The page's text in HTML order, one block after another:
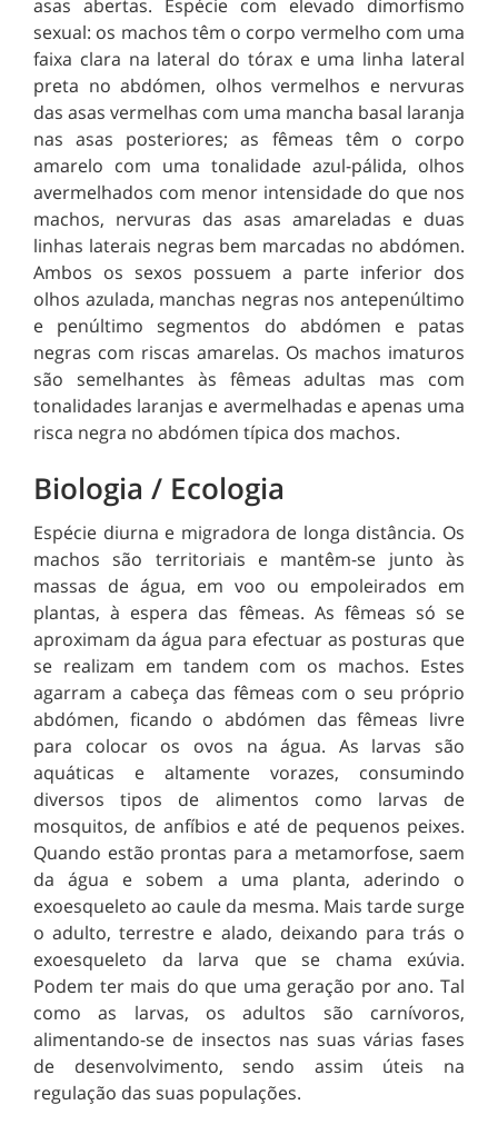
asas abertas. Espécie com elevado dimorfismo
sexual: os machos têm o corpo vermelho com uma
faixa clara na lateral do tórax e uma linha lateral
preta no abdómen, olhos vermelhos e nervuras
das asas vermelhas com uma mancha basal laranja
nas asas posteriores; as fêmeas têm o corpo
amarelo com uma tonalidade azul-pálida, olhos
avermelhados com menor intensidade do que nos
machos, nervuras das asas amareladas e duas
linhas laterais negras bem marcadas no abdómen.
Ambos os sexos possuem a parte inferior dos
olhos azulada, manchas negras nos antepenúltimo
e penúltimo segmentos do abdómen e patas
negras com riscas amarelas. Os machos imaturos
são semelhantes às fêmeas adultas mas com
tonalidades laranjas e avermelhadas e apenas uma
risca negra no abdómen típica dos machos.
Biologia / Ecologia
Espécie diurna e migradora de longa distância. Os
machos são territoriais e mantêm-se junto às
massas de água, em voo ou empoleirados em
plantas, à espera das fêmeas. As fêmeas só se
aproximam da água para efectuar as posturas que
se realizam em tandem com os machos. Estes
agarram a cabeça das fêmeas com o seu próprio
abdómen, ficando o abdómen das fêmeas livre
para colocar os ovos na água. As larvas são
aquáticas e altamente vorazes, consumindo
diversos tipos de alimentos como larvas de
mosquitos, de anfíbios e até de pequenos peixes.
Quando estão prontas para a metamorfose, saem
da água e sobem a uma planta, aderindo o
exoesqueleto ao caule da mesma. Mais tarde surge
o adulto, terrestre e alado, deixando para trás o
exoesqueleto da larva que se chama exúvia.
Podem ter mais do que uma geração por ano. Tal
como as larvas, os adultos são carnívoros,
alimentando-se de insectos nas suas várias fases
de desenvolvimento, sendo assim úteis na
regulação das suas populações.